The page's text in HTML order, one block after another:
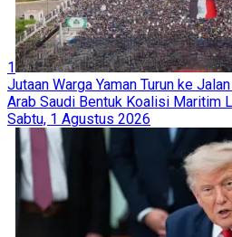
1
Jutaan Warga Yaman Turun ke
Arab Saudi Bentuk Koalisi Maritim
Sabtu, 1 Agustus 2026